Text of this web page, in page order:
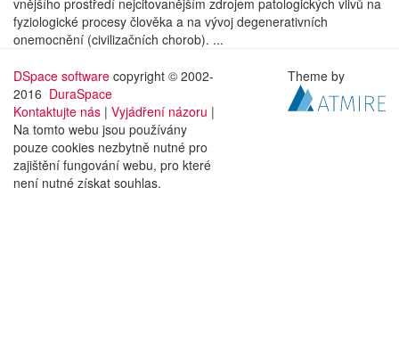
vnějšího prostředí nejcitovanějším zdrojem patologických vlivů na
fyziologické procesy člověka a na vývoj degenerativních
onemocnění (civilizačních chorob). ...
DSpace software copyright © 2002-
2016 DuraSpace
Kontaktujte nás | Vyjádření názoru |
Na tomto webu jsou používány
pouze cookies nezbytně nutné pro
zajištění fungování webu, pro které
není nutné získat souhlas.
Theme by